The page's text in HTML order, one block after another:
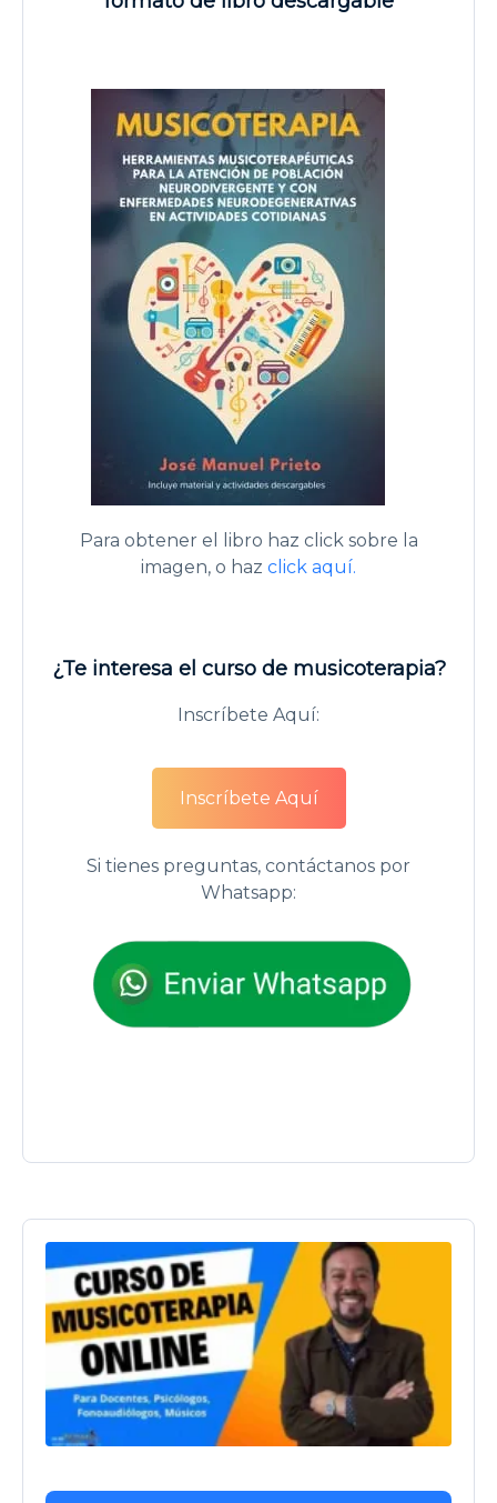
Para obtener el libro haz click sobre la
imagen, o haz click aquí.
¿Te interesa el curso de musicoterapia?
Inscríbete Aquí:
Inscríbete Aquí
Si tienes preguntas, contáctanos por
Whatsapp: